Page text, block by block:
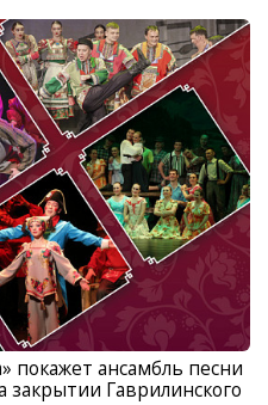
покажет ансамбль песни
закрытии Гаврилинского